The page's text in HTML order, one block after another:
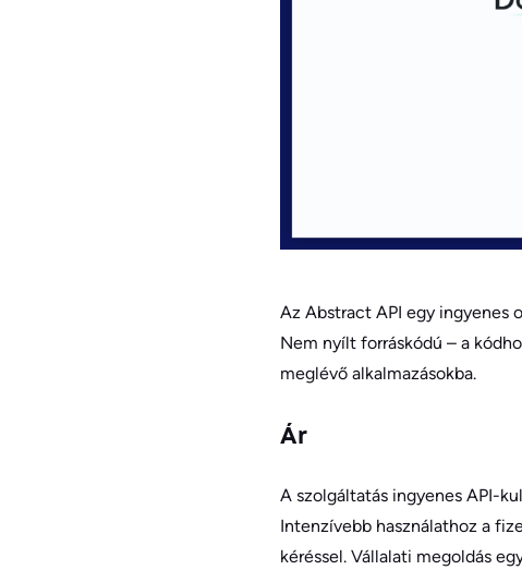
Az Abstract API egy ingyenes
Nem nyílt forráskódú – a
meglévő alkalmazásokba.
Ár
A szolgáltatás ingyenes API-
Intenzívebb használathoz a
kéréssel. Vállalati megoldás